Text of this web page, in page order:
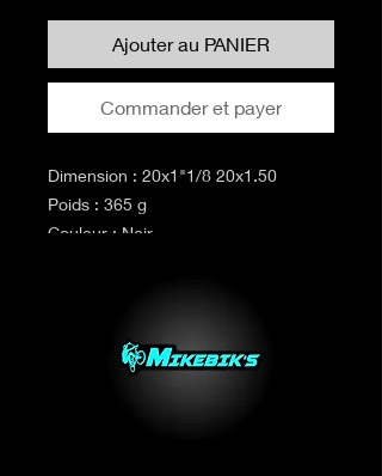
Ajouter au PANIER
Commander et payer
Dimension : 20x1"1/8 20x1.50
Poids : 365 g
Couleur : Noir